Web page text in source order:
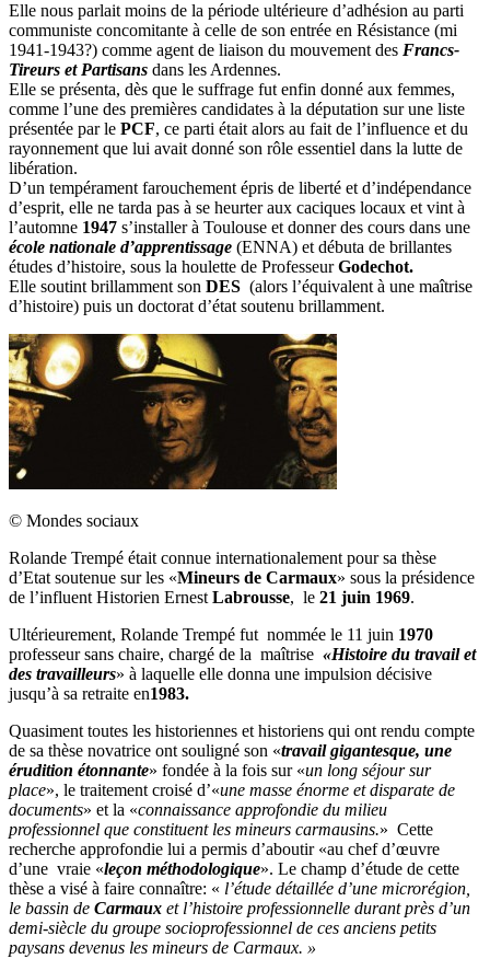
Elle nous parlait moins de la période ultérieure d’adhésion au parti
communiste concomitante à celle de son entrée en Résistance (mi
1941-1943?) comme agent de liaison du mouvement des Francs-
Tireurs et Partisans dans les Ardennes.
Elle se présenta, dès que le suffrage fut enfin donné aux femmes,
comme l’une des premières candidates à la députation sur une liste
présentée par le PCF, ce parti était alors au fait de l’influence et du
rayonnement que lui avait donné son rôle essentiel dans la lutte de
libération.
D’un tempérament farouchement épris de liberté et d’indépendance
d’esprit, elle ne tarda pas à se heurter aux caciques locaux et vint à
l’automne 1947 s’installer à Toulouse et donner des cours dans une
école nationale d’apprentissage (ENNA) et débuta de brillantes
études d’histoire, sous la houlette de ProfesseurGodechot.
Elle soutint brillamment son DES (alors l’équivalent à une maîtrise
d’histoire) puis un doctorat d’état soutenu brillamment.
© Mondes sociaux
Rolande Trempé était connue internationalement pour sa thèse
d’Etat soutenue sur les «Mineurs de Carmaux» sous la présidence
de l’influent Historien Ernest Labrousse, le 21 juin 1969.
Ultérieurement, Rolande Trempé fut nommée le 11 juin 1970
professeur sans chaire, chargé de la maîtrise «Histoire du travail et
des travailleurs» à laquelle elle donna une impulsion décisive
jusqu’à sa retraite en1983.
Quasiment toutes les historiennes et historiens qui ont rendu compte
de sa thèse novatrice ont souligné son «travail gigantesque, une
érudition étonnante» fondée à la fois sur «un long séjour sur
place», le traitement croisé d’«une masse énorme et disparate de
documents» et la «connaissance approfondie du milieu
professionnel que constituent les mineurs carmausins.» Cette
recherche approfondie lui a permis d’aboutir «au chef d’œuvre
d’une vraie «leçon méthodologique». Le champ d’étude de cette
thèse a visé à faire connaître: « l’étude détaillée d’une microrégion,
le bassin de Carmaux et l’histoire professionnelle durant près d’un
demi-siècle du groupe socioprofessionnel de ces anciens petits
paysans devenus les mineurs de Carmaux. »